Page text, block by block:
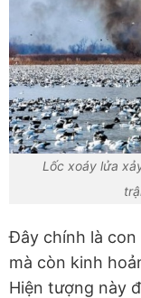
Lốc xoáy lửa
Đây chính là
mà còn kinh
Hiện tượng này